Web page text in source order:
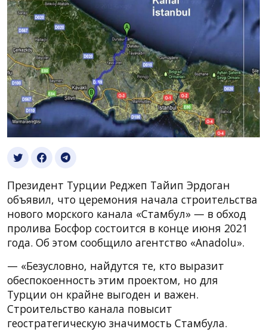
Президент Турции Реджеп Тайип Эрдоган
объявил, что церемония начала строительства
нового морского канала «Стамбул» — в обход
пролива Босфор состоится в конце июня 2021
года. Об этом сообщило агентство «Anadolu».
— «Безусловно, найдутся те, кто выразит
обеспокоенность этим проектом, но для
Турции он крайне выгоден и важен.
Строительство канала повысит
геостратегическую значимость Стамбула.